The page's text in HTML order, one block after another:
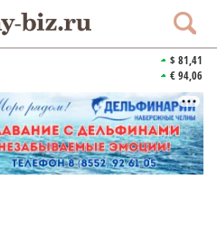
$ 81,41
€ 94,06